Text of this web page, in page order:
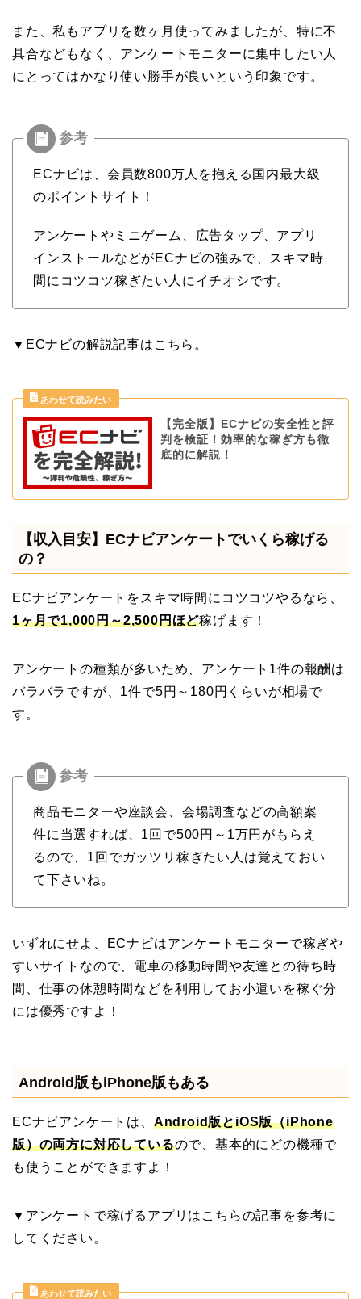
また、私もアプリを数ヶ月使ってみましたが、特に不
具合などもなく、アンケートモニターに集中したい人
にとってはかなり使い勝手が良いという印象です。
ECナビは、会員数800万人を抱える国内最大級
のポイントサイト！
アンケートやミニゲーム、広告タップ、アプリ
インストールなどがECナビの強みで、スキマ時
間にコツコツ稼ぎたい人にイチオシです。
▼ECナビの解説記事はこちら。
【完全版】ECナビの安全性と評
判を検証！効率的な稼ぎ方も徹
底的に解説！
【収入目安】ECナビアンケートでいくら稼げる
の？
ECナビアンケートをスキマ時間にコツコツやるなら、
1ヶ月で1,000円～2,500円ほど稼げます！
アンケートの種類が多いため、アンケート1件の報酬は
バラバラですが、1件で5円～180円くらいが相場で
す。
商品モニターや座談会、会場調査などの高額案
件に当選すれば、1回で500円～1万円がもらえ
るので、1回でガッツリ稼ぎたい人は覚えておい
て下さいね。
いずれにせよ、ECナビはアンケートモニターで稼ぎや
すいサイトなので、電車の移動時間や友達との待ち時
間、仕事の休憩時間などを利用してお小遣いを稼ぐ分
には優秀ですよ！
Android版もiPhone版もある
ECナビアンケートは、 Android版とiOS版（iPhone
版）の両方に対応しているので、基本的にどの機種で
も使うことができますよ！
▼アンケートで稼げるアプリはこちらの記事を参考に
してください。